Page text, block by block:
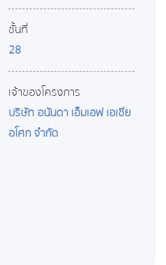
ชั้นที่
28
เจ้าของโครงการ
บริษัท อนันดา เอ็มเอฟ เอเชีย
อโศก จำกัด